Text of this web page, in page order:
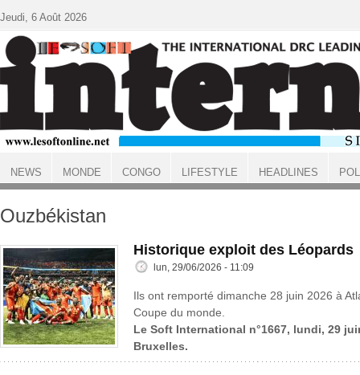
ACCUEIL
Ouzbékistan
Historique exploit des Léopards
lun, 29/06/2026 - 11:09
Ils ont remporté dimanche 28 juin 2026 à
Coupe du monde.
Le Soft International n°1667, lundi, 29
Bruxelles.
Jeudi, 6 Août 2026
NEWS MONDE CONGO LIFESTYLE HEADLINES